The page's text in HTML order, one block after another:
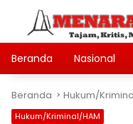
Langsung
konten
Beranda
Nasional
Beranda Hukum/
Hukum/Kriminal/HAM